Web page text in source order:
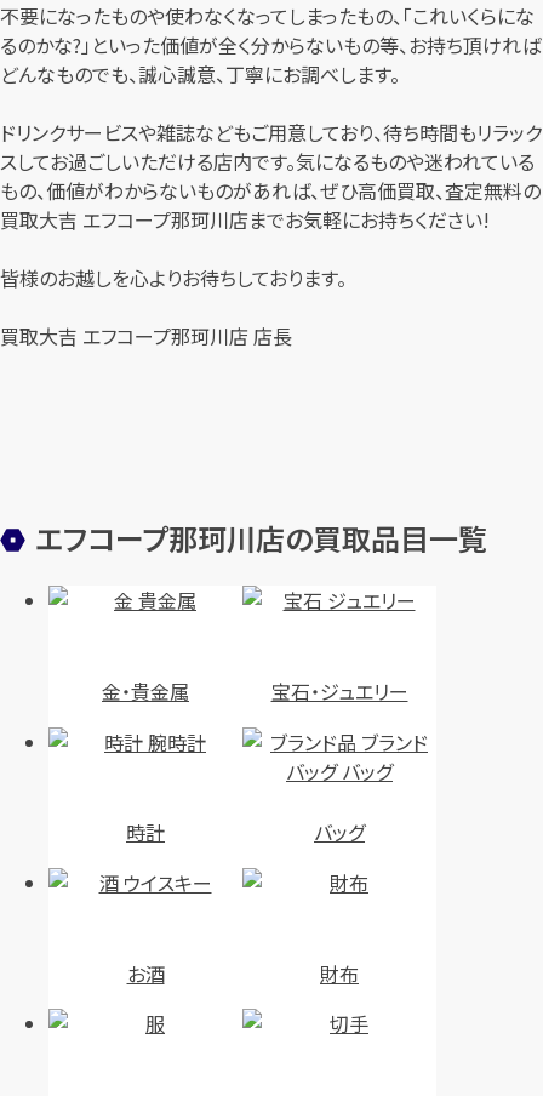
不要になったものや使わなくなってしまったもの、「これいくらにな
るのかな?」といった価値が全く分からないもの等、お持ち頂ければ
どんなものでも、誠心誠意、丁寧にお調べします。
ドリンクサービスや雑誌などもご用意しており、待ち時間もリラック
スしてお過ごしいただける店内です。気になるものや迷われている
もの、価値がわからないものがあれば、ぜひ高価買取、査定無料の
買取大吉 エフコープ那珂川店までお気軽にお持ちください!
皆様のお越しを心よりお待ちしております。
買取大吉 エフコープ那珂川店 店長
エフコープ那珂川店の買取品目一覧
金・貴金属 宝石・ジュエリー
時計 バッグ
お酒 財布